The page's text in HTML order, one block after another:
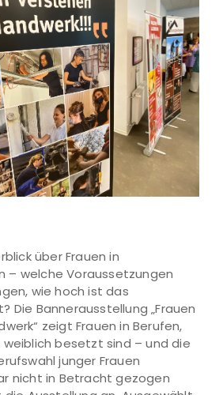
über Frauen in
– welche Voraussetzungen
wie hoch ist das
Die Bannerausstellung „Frauen
zeigt Frauen in Berufen,
besetzt sind – und die
junger Frauen
nicht in Betracht gezogen